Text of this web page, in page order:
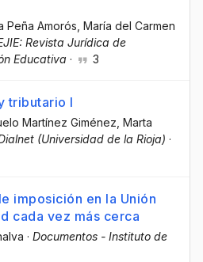
Peña Amorós , María del Carmen
Revista Jurídica de
Educativa · 3
tributario I
Martínez Giménez , Marta
(Universidad de la Rioja) ·
imposición en la Unión
cada vez más cerca
· Documentos - Instituto de